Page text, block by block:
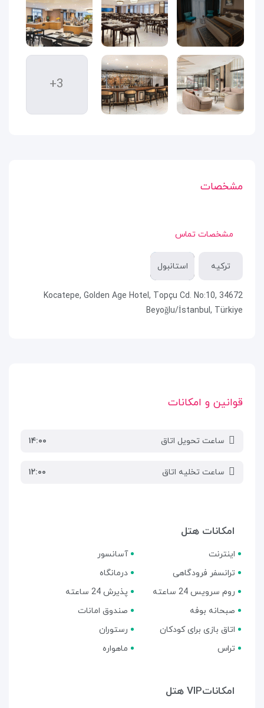
+3
مشخصات
مشخصات تماس
ترکیه استانبول
Kocatepe, Golden Age Hotel, Topçu Cd. No:10, 34672
Beyoğlu/İstanbul, Türkiye
قوانین و امکانات
ساعت تحویل اتاق ۱۴:۰۰
ساعت تخلیه اتاق ۱۲:۰۰
امکانات هتل
اینترنت
آسانسور
ترانسفر فرودگاهی
درمانگاه
روم سرویس 24 ساعته
پذیرش 24 ساعته
صبحانه بوفه
صندوق امانات
اتاق بازی برای کودکان
رستوران
تراس
ماهواره
امکاناتVIP هتل